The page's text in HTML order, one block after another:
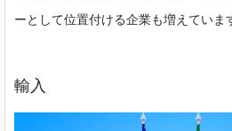
ーとして位置付ける企業も増えていま
輸入